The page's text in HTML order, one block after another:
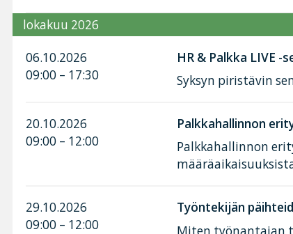
lokakuu 2026
06.10.2026
09:00 – 17:30
HR & Palkka LIVE -
Syksyn piristävin
20.10.2026
09:00 – 12:00
Palkkahallinnon
Palkkahallinnon
29.10.2026
09:00 – 12:00
Työntekijän
Miten työnantajan